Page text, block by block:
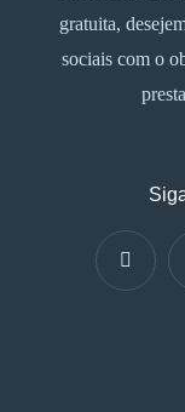
gratuita,
sociais com o